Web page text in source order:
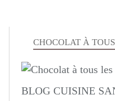
CHOCOLAT À
BLOG CUISINE